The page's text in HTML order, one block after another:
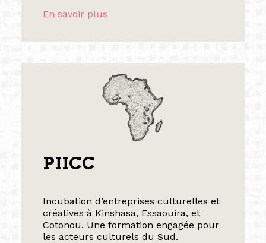
En savoir plus
PIICC
Incubation d’entreprises culturelles et
créatives à Kinshasa, Essaouira, et
Cotonou. Une formation engagée pour
les acteurs culturels du Sud.